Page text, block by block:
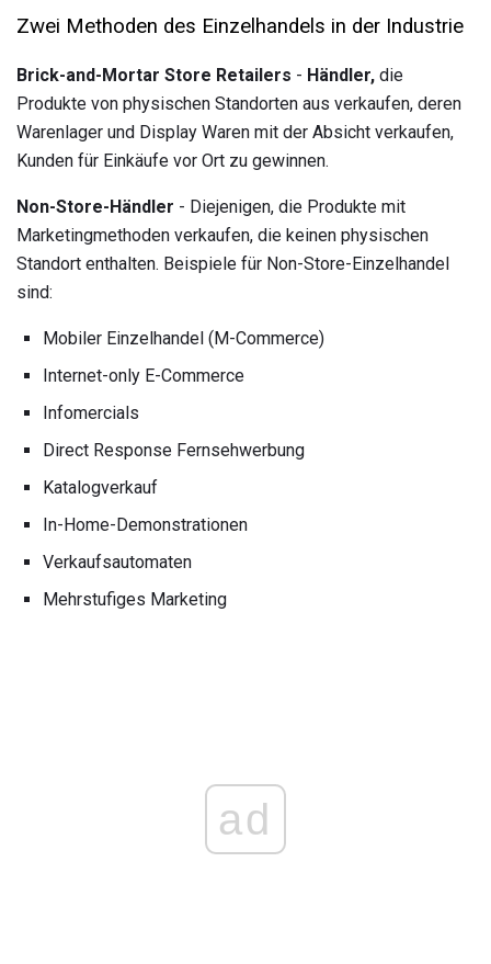
Zwei Methoden des Einzelhandels in der Industrie
Brick-and-Mortar Store Retailers - Händler, die
Produkte von physischen Standorten aus verkaufen, deren
Warenlager und Display Waren mit der Absicht verkaufen,
Kunden für Einkäufe vor Ort zu gewinnen.
Non-Store-Händler - Diejenigen, die Produkte mit
Marketingmethoden verkaufen, die keinen physischen
Standort enthalten. Beispiele für Non-Store-Einzelhandel
sind:
Mobiler Einzelhandel (M-Commerce)
Internet-only E-Commerce
Infomercials
Direct Response Fernsehwerbung
Katalogverkauf
In-Home-Demonstrationen
Verkaufsautomaten
Mehrstufiges Marketing
ad